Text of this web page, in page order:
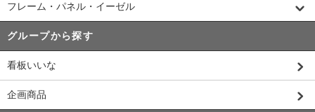
フレーム・パネル・イーゼル
グループから探す
看板いいな
企画商品